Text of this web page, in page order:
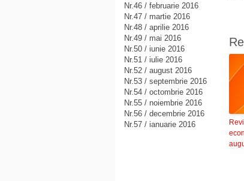
Nr.46 / februarie 2016
Nr.47 / martie 2016
Nr.48 / aprilie 2016
Nr.49 / mai 2016
Nr.50 / iunie 2016
Nr.51 / iulie 2016
Nr.52 / august 2016
Nr.53 / septembrie 2016
Nr.54 / octombrie 2016
Nr.55 / noiembrie 2016
Nr.56 / decembrie 2016
Nr.57 / ianuarie 2016